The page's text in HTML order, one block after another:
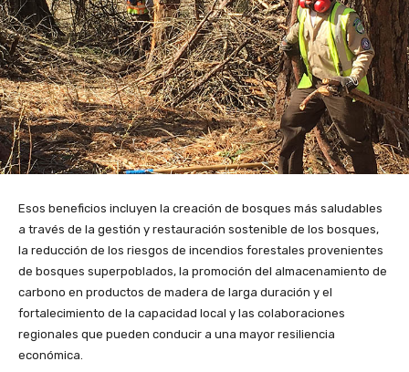
Esos beneficios incluyen la creación de bosques más saludables
a través de la gestión y restauración sostenible de los bosques,
la reducción de los riesgos de incendios forestales provenientes
de bosques superpoblados, la promoción del almacenamiento de
carbono en productos de madera de larga duración y el
fortalecimiento de la capacidad local y las colaboraciones
regionales que pueden conducir a una mayor resiliencia
económica.